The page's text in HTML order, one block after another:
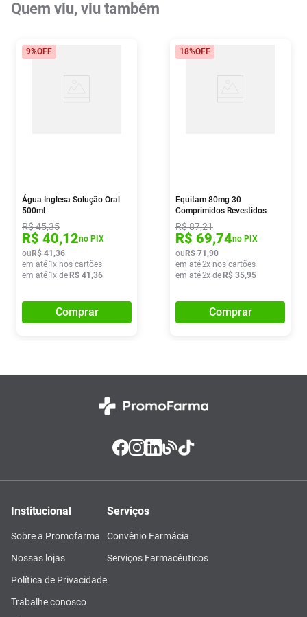
Quem viu, viu também
9%OFF
Água Inglesa Solução Oral
500ml
R$45,35
R$ 40,12no PIX
ou R$ 41 ,36
em até 1x nos cartões
em até 1x de R$ 41 ,36
Comprar
18%OFF
Equitam 80mg 30
Comprimidos Revestidos
R$87,21
R$ 69,74no PIX
ou R$ 71 ,90
em até2x nos cartões
em até2x de R$ 35,95
Comprar
Institucional
Sobre a Promofarma
Nossas lojas
Política de Privacidade
Trabalhe conosco
Serviços
Convênio Farmácia
Serviços Farmacêuticos